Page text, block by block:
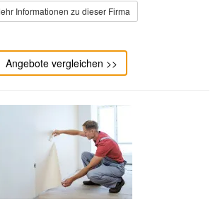
Informationen zu dieser Firma
Angebote vergleichen >>